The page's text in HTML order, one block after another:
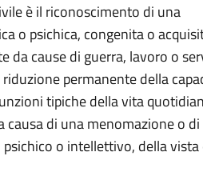
è il riconoscimento di una
o psichica, congenita o
da cause di guerra, lavoro o
permanente della
tipiche della vita
causa di una menomazione o
o intellettivo, della vista